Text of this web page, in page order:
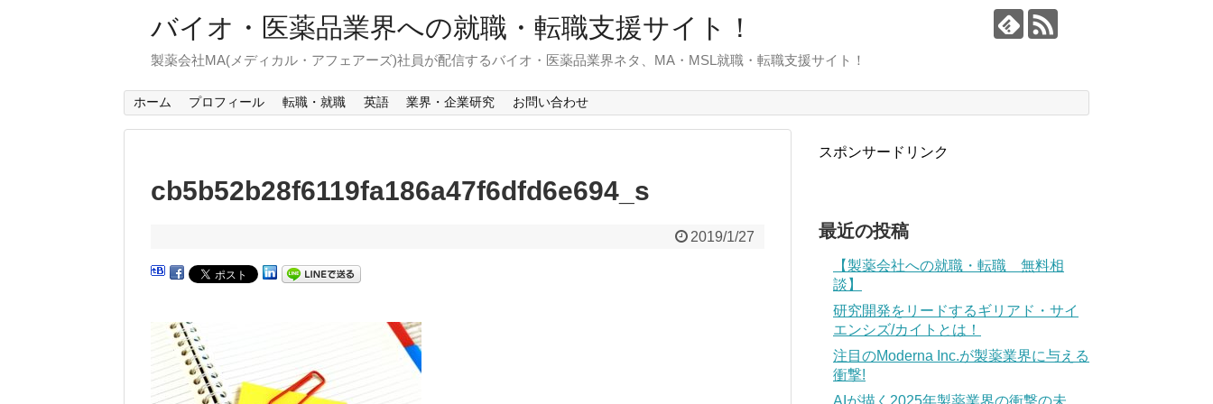
バイオ・医薬品業界への就職・転職支援サイト！
製薬会社MA(メディカル・アフェアーズ)社員が配信するバイオ・医薬品業界ネタ、MA・MSL就職・転職支援サイト！
ホーム プロフィール 転職・就職 英語 業界・企業研究 お問い合わせ
cb5b52b28f6119fa186a47f6dfd6e694_s
2019/1/27
スポンサードリンク
最近の投稿
【製薬会社への就職・転職 無料相
談】
研究開発をリードするギリアド・サイ
エンシズ/カイトとは！
注目のModerna Inc.が製薬業界に与える
衝撃!